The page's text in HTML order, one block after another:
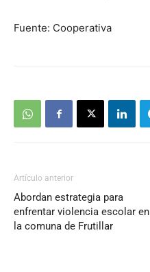
Fuente: Cooperativa
Artículo anterior
Abordan estrategia para
enfrentar violencia escolar en
la comuna de Frutillar